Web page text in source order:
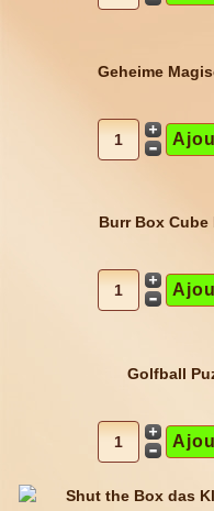
Geheime
Burr Box
Golfball